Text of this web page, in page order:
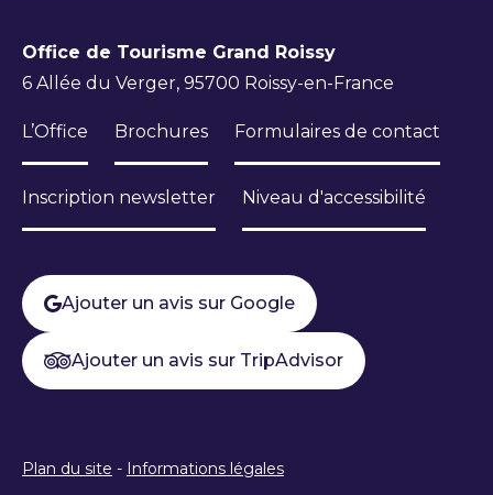
Office de Tourisme Grand Roissy
6 Allée du Verger, 95700 Roissy-en-France
L’Office Brochures Formulaires de contact
Inscription newsletter Niveau d'accessibilité
Ajouter un avis sur Google
Ajouter un avis sur TripAdvisor
Plan du site - Informations légales